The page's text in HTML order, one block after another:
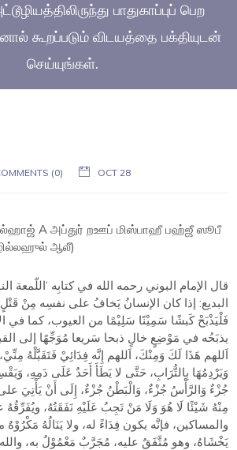
பாதுகாப்புப் பெற
கூறப்படும் விடயத்தை பக்தியுடன்
செய்யுங்கள்.
(0) OCT 28
A அப்துர் றஊப்மிஸ்பாஹீபஹ்ஜீ ஸூபீ
ஆலீ)
قال الإمام البوني رحمه الله في كتابِه ‘اللّمعة
البديع: إذا كان الإنسانُ يَخافُ على نفسِه مِنْ
فَلْيَذْبَحْ كَبشًا سَمِيْنًا سَلِيْمًا من العيوب، كما في
يذبَحُه في مَوْضِعٍ خالٍ ذبحا سَريعا مُوَجِّهًا إلى
اَللهم هَذَا لَكَ وَمِنْكَ، اَللهم إِنَّه فِدَائِيْ فَتَقَبَّلْهُ
وَيَرْدِمُهَا بِالتُّرَابِ، حَتَّى لا يَطَأَ أَحَدٌ عَلَى دَمِهِ،
جُزْءٌ وَالرَّأْسُ جُزْءٌ، وَالْبَطْنُ جُزْءٌ، إِلَى أَنْ يَأْتِيَ
مِنْهُ شَيْئًا لَا هُوَ وَلَا مَنْ تَجِبُ عَلَيْهِ نَفَقَتُهُ، ويُفَرِّقُهُ
والمساكين، فإنَّه يكون فِدَاءً له، ولا يَنَالُهُ
يَخْشَاهُ، وهو مُتَّفَقٌ عليه، مُجَرَّبٌ مَعْمُوْلٌ به،